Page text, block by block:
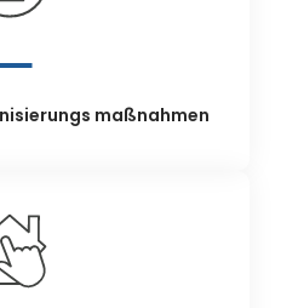
maßnahmen